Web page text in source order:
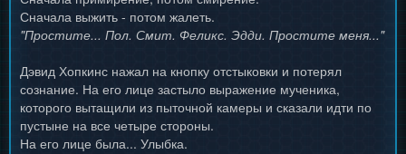
Сначала выжить - потом жалеть.
"Простите... Пол. Смит. Феликс. Эдди. Простите меня..."
Дэвид Хопкинс нажал на кнопку отстыковки и потерял
сознание. На его лице застыло выражение мученика,
которого вытащили из пыточной камеры и сказали идти по
пустыне на все четыре стороны.
На его лице была... Улыбка.